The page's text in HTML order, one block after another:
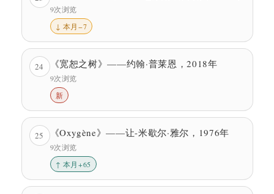
9次浏览
↓ 本月−7
24 《宽恕之树》——约翰·普莱恩，2018年
9次浏览
新
25 《Oxygène》——让-米歇尔·雅尔，1976年
9次浏览
↑ 本月+65